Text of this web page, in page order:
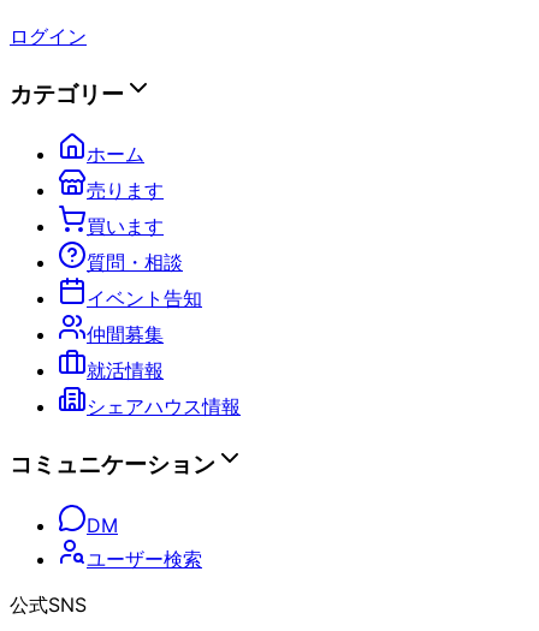
ログイン
カテゴリー
ホーム
売ります
買います
質問・相談
イベント告知
仲間募集
就活情報
シェアハウス情報
コミュニケーション
DM
ユーザー検索
公式SNS